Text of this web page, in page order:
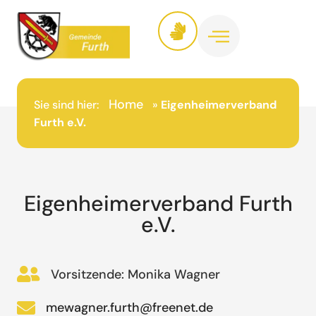
Sie sind hier: Home » Eigenheimerverband
Furth e.V.
Eigenheimerverband Furth
e.V.
Vorsitzende: Monika Wagner
mewagner.furth@freenet.de